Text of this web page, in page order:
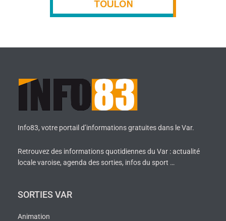
Info83, votre portail d’informations gratuites dans le Var.
Retrouvez des informations quotidiennes du Var : actualité
locale varoise, agenda des sorties, infos du sport …
SORTIES VAR
Animation